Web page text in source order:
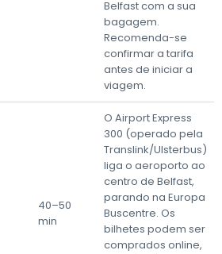
Belfast com a sua
bagagem.
Recomenda-se
confirmar a tarifa
antes de iniciar a
viagem.
40–50
min
O Airport Express
300 (operado pela
Translink/Ulsterbus)
liga o aeroporto ao
centro de Belfast,
parando na Europa
Buscentre. Os
bilhetes podem ser
comprados online,